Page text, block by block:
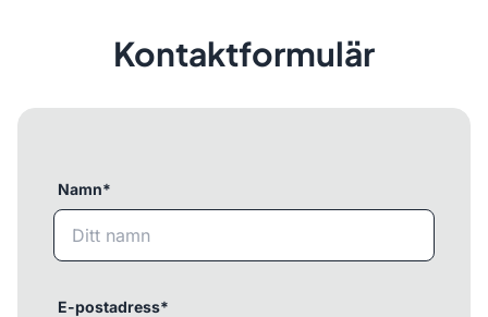
Kontaktformulär
Namn*
E-postadress*